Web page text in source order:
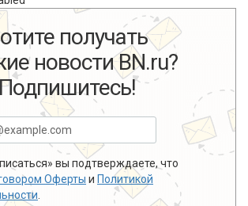
получать
новости BN.ru?
вы подтверждаете, что
Оферты и Политикой